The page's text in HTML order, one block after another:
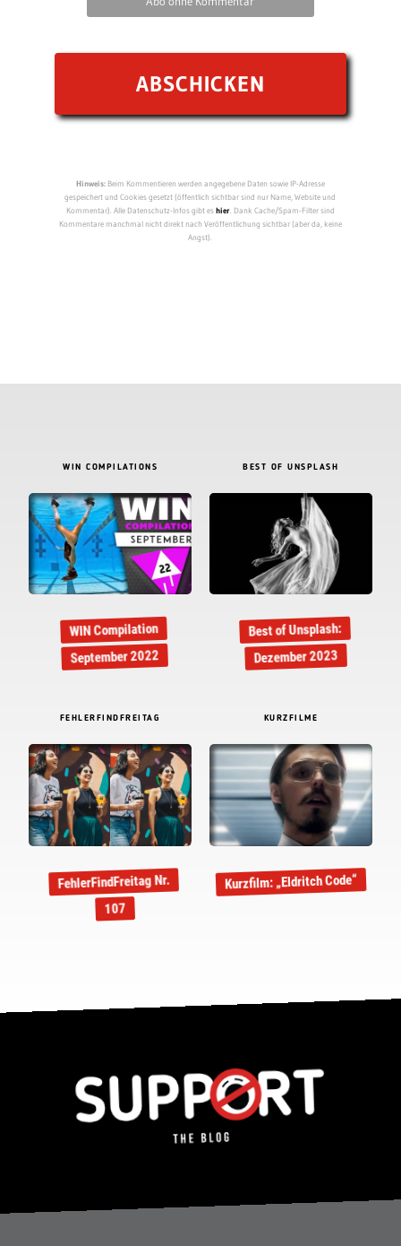
Hinweis:Beim Kommentieren werden angegebene Daten sowie IP-Adresse
gespeichert und Cookies gesetzt (öffentlich sichtbar sind nur Name, Website und
Kommentar). Alle Datenschutz-Infos gibt eshier. Dank Cache/Spam-Filter sind
Kommentare manchmal nicht direkt nach Veröffentlichung sichtbar (aber da, keine
Angst).
WIN COMPILATIONS
WIN Compilation
September 2022
BEST OF UNSPLASH
Best of Unsplash:
Dezember 2023
FEHLERFINDFREITAG
FehlerFindFreitag Nr.
107
KURZFILME
Kurzfilm: „Eldritch Code“